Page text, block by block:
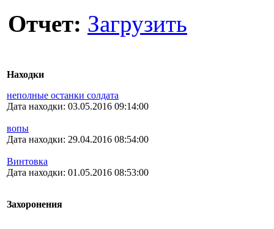
Отчет: Загрузить
Находки
неполные останки солдата
Дата находки: 03.05.2016 09:14:00
вопы
Дата находки: 29.04.2016 08:54:00
Винтовка
Дата находки: 01.05.2016 08:53:00
Захоронения